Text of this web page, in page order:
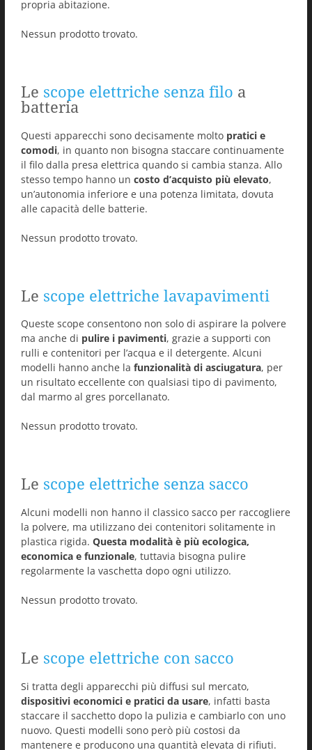
propria abitazione.
Nessun prodotto trovato.
Le scope elettriche senza filo a
batteria
Questi apparecchi sono decisamente molto pratici e
comodi, in quanto non bisogna staccare continuamente
il filo dalla presa elettrica quando si cambia stanza. Allo
stesso tempo hanno un costo d’acquisto più elevato,
un’autonomia inferiore e una potenza limitata, dovuta
alle capacità delle batterie.
Nessun prodotto trovato.
Le scope elettriche lavapavimenti
Queste scope consentono non solo di aspirare la polvere
ma anche di pulire i pavimenti, grazie a supporti con
rulli e contenitori per l’acqua e il detergente. Alcuni
modelli hanno anche la funzionalità di asciugatura, per
un risultato eccellente con qualsiasi tipo di pavimento,
dal marmo al gres porcellanato.
Nessun prodotto trovato.
Le scope elettriche senza sacco
Alcuni modelli non hanno il classico sacco per raccogliere
la polvere, ma utilizzano dei contenitori solitamente in
plastica rigida. Questa modalità è più ecologica,
economica e funzionale, tuttavia bisogna pulire
regolarmente la vaschetta dopo ogni utilizzo.
Nessun prodotto trovato.
Le scope elettriche con sacco
Si tratta degli apparecchi più diffusi sul mercato,
dispositivi economici e pratici da usare, infatti basta
staccare il sacchetto dopo la pulizia e cambiarlo con uno
nuovo. Questi modelli sono però più costosi da
mantenere e producono una quantità elevata di rifiuti.